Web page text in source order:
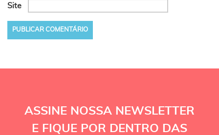
Site
ASSINE NOSSA NEWSLETTER
E FIQUE POR DENTRO DAS